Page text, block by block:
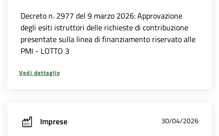
Decreto n. 2977 del 9 marzo 2026: Approvazione
degli esiti istruttori delle richieste di contribuzione
presentate sulla linea di finanziamento riservato alle
PMI - LOTTO 3
Vedi dettaglio
Imprese 30/04/2026